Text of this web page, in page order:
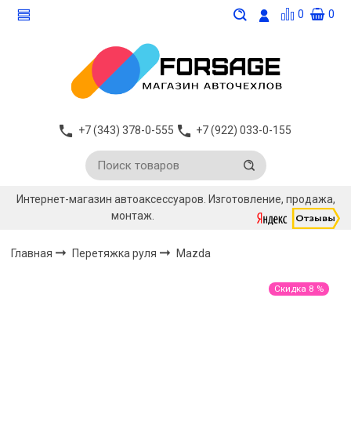
0 0
+7 (343) 378-0-555 +7 (922) 033-0-155
Интернет-магазин автоаксессуаров. Изготовление, продажа,
монтаж.
Главная Перетяжка руля Mazda
Скидка 8 %